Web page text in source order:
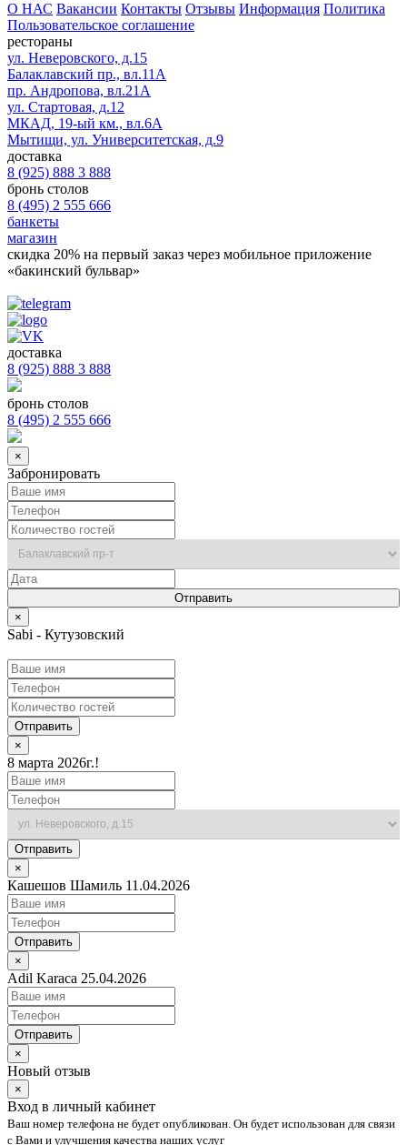
О НАС Вакансии Контакты Отзывы Информация Политика
Пользовательское соглашение
рестораны
ул. Неверовского, д.15
Балаклавский пр., вл.11А
пр. Андропова, вл.21А
ул. Стартовая, д.12
МКАД, 19-ый км., вл.6А
Мытищи, ул. Университетская, д.9
доставка
8 (925) 888 3 888
бронь столов
8 (495) 2 555 666
банкеты
магазин
скидка 20% на первый заказ через мобильное приложение
«бакинский бульвар»
доставка
8 (925) 888 3 888
бронь столов
8 (495) 2 555 666
×
Забронировать
×
Sabi - Кутузовский
Отправить
×
8 марта 2026г.!
Отправить
×
Кашешов Шамиль 11.04.2026
Отправить
×
Adil Karaca 25.04.2026
Отправить
×
Новый отзыв
×
Вход в личный кабинет
Ваш номер телефона не будет опубликован. Он будет использован для связи
с Вами и улучшения качества наших услуг